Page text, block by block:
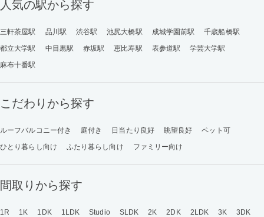
人気の駅から探す
三軒茶屋駅 品川駅 渋谷駅 池尻大橋駅 成城学園前駅
千歳船橋駅
都立大学駅
中目黒駅 赤坂駅 恵比寿駅 表参道駅
学芸大学駅
麻布十番駅
こだわりから探す
ルーフバルコニー付き 庭付き 日当たり良好 眺望良好
ペット可
ひとり暮らし向け
ふたり暮らし向け ファミリー向け
間取りから探す
1R 1K 1DK 1LDK Studio SLDK 2K 2DK 2LDK 3K
3DK